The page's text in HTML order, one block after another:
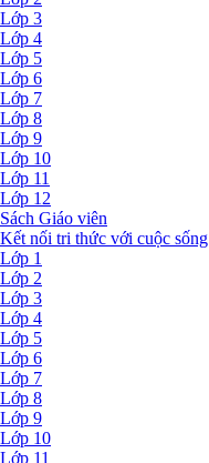
Lớp 3
Lớp 4
Lớp 5
Lớp 6
Lớp 7
Lớp 8
Lớp 9
Lớp 10
Lớp 11
Lớp 12
Sách Giáo viên
Kết nối tri thức với cuộc sống
Lớp 1
Lớp 2
Lớp 3
Lớp 4
Lớp 5
Lớp 6
Lớp 7
Lớp 8
Lớp 9
Lớp 10
Lớp 11